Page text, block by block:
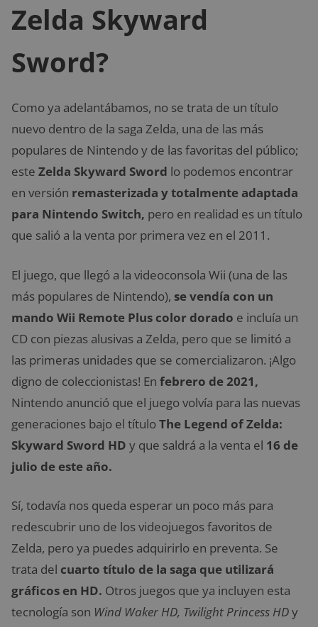
Zelda Skyward
Sword?
Como ya adelantábamos, no se trata de un título
nuevo dentro de la saga Zelda, una de las más
populares de Nintendo y de las favoritas del público;
este Zelda Skyward Sword lo podemos encontrar
en versión remasterizada y totalmente adaptada
para Nintendo Switch, pero en realidad es un título
que salió a la venta por primera vez en el 2011.
El juego, que llegó a la videoconsola Wii (una de las
más populares de Nintendo), se vendía con un
mando Wii Remote Plus color dorado e incluía un
CD con piezas alusivas a Zelda, pero que se limitó a
las primeras unidades que se comercializaron. ¡Algo
digno de coleccionistas! En febrero de 2021,
Nintendo anunció que el juego volvía para las nuevas
generaciones bajo el títuloThe Legend of Zelda:
Skyward Sword HD y que saldrá a la venta el 16 de
julio de este año.
Sí, todavía nos queda esperar un poco más para
redescubrir uno de los videojuegos favoritos de
Zelda, pero ya puedes adquirirlo en preventa. Se
trata del cuarto título de la saga que utilizará
gráficos en HD. Otros juegos que ya incluyen esta
tecnología son Wind Waker HD, Twilight Princess HDy